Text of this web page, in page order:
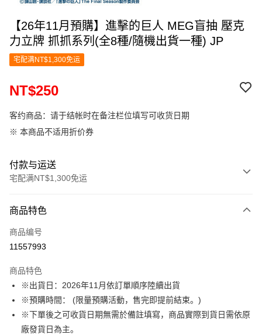
【26年11月預購】進擊的巨人 MEG盲抽 壓克
力立牌 抓抓系列(全8種/隨機出貨一種) JP
宅配满NT$1,300免运
NT$250
客约商品：请于结帐时在备注栏位填写可收货日期
※ 本商品不适用折价券
付款与运送
宅配满NT$1,300免运
信用卡一次付款
LINE Pay
悠遊付
Google Pay
ATM付款
商品特色
商品编号
11557993
商品特色
※出貨日：2026年11月依訂單順序陸續出貨
※預購時間： (限量預購活動，售完即提前結束。)
※下單後之可收貨日期無需於備註填寫，商品實際到貨日需依原
廠發貨日為主。